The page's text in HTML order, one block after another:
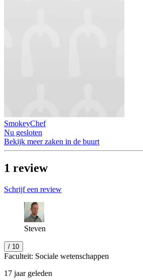
SmokeyChef
Nu gesloten
Bekijk meer zaken in de buurt
1 review
Schrijf een review
Steven
/ 10
Faculteit: Sociale wetenschappen
17 jaar geleden